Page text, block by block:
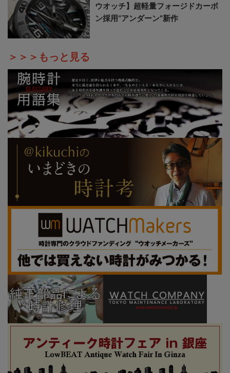
ウオッチ】超軽量フォージドカーボ
ン採用“アンダーン”新作
＞＞＞もっと見る